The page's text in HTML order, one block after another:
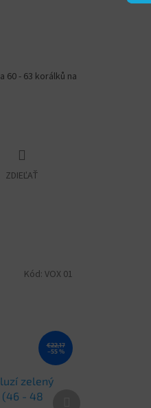
60 - 63 korálků na
ZDIEĽAŤ
€22,17
–55 %
zelený
(46 - 48
Kód: VOX 01